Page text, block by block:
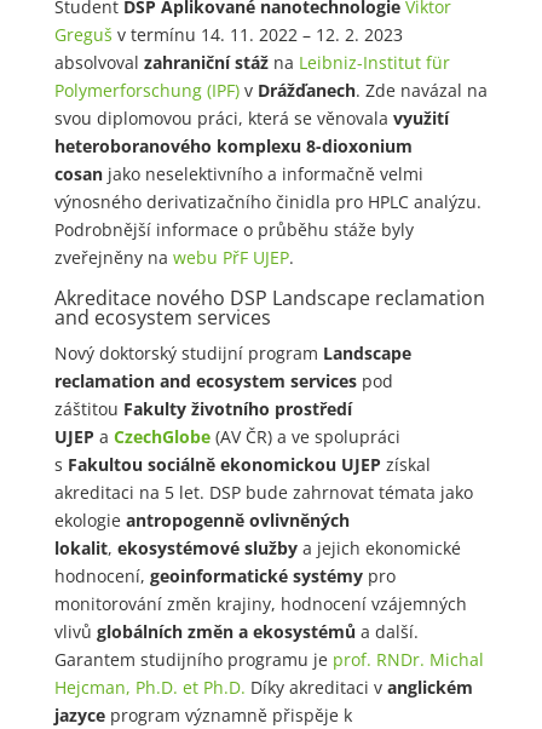
Student DSP Aplikované nanotechnologie Viktor
Greguš v termínu 14. 11. 2022 – 12. 2. 2023
absolvoval zahraniční stážna Leibniz-Institut für
Polymerforschung (IPF)v Drážďanech. Zde navázal na
svou diplomovou práci, která se věnovala využití
heteroboranového komplexu 8-dioxonium
cosanjako neselektivního a informačně velmi
výnosného derivatizačního činidla pro HPLC analýzu.
Podrobnější informace o průběhu stáže byly
zveřejněny na webu PřF UJEP.
Akreditace nového DSP Landscape reclamation
and ecosystem services
Nový doktorský studijní program Landscape
reclamation and ecosystem services pod
záštitou Fakulty životního prostředí
UJEP a CzechGlobe(AV ČR) a ve spolupráci
s Fakultou sociálně ekonomickou UJEP získal
akreditaci na 5 let. DSP bude zahrnovat témata jako
ekologie antropogenně ovlivněných
lokalit, ekosystémové službya jejich ekonomické
hodnocení, geoinformatické systémypro
monitorování změn krajiny, hodnocení vzájemných
vlivů globálních změn a ekosystémů a další.
Garantem studijního programu je prof. RNDr. Michal
Hejcman, Ph.D. et Ph.D. Díky akreditaci v anglickém
jazyceprogram významně přispěje k